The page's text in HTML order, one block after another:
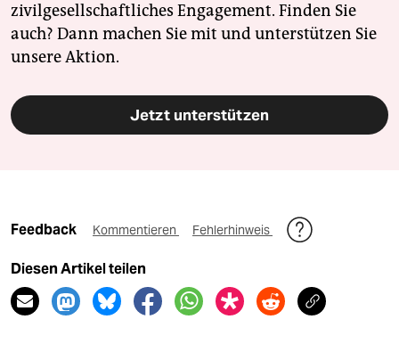
zivilgesellschaftliches Engagement. Finden Sie
auch? Dann machen Sie mit und unterstützen Sie
unsere Aktion.
Jetzt unterstützen
Feedback Kommentieren Fehlerhinweis
Diesen Artikel teilen